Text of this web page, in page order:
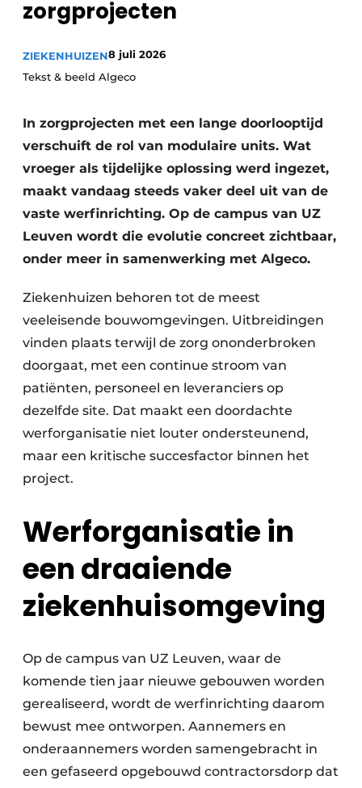
Podcasts
Vacature aanmelden
Video’s
Privéklinieken
Laboratoria
zorgprojecten
ZIEKENHUIZEN8 juli 2026
Tekst & beeld Algeco
In zorgprojecten met een lange doorlooptijd
verschuift de rol van modulaire units. Wat
vroeger als tijdelijke oplossing werd ingezet,
maakt vandaag steeds vaker deel uit van de
vaste werfinrichting. Op de campus van UZ
Leuven wordt die evolutie concreet zichtbaar,
onder meer in samenwerking met Algeco.
Ziekenhuizen behoren tot de meest
veeleisende bouwomgevingen. Uitbreidingen
vinden plaats terwijl de zorg ononderbroken
doorgaat, met een continue stroom van
patiënten, personeel en leveranciers op
dezelfde site. Dat maakt een doordachte
werforganisatie niet louter ondersteunend,
maar een kritische succesfactor binnen het
project.
Werforganisatie in
een draaiende
ziekenhuisomgeving
Op de campus van UZ Leuven, waar de
komende tien jaar nieuwe gebouwen worden
gerealiseerd, wordt de werfinrichting daarom
bewust mee ontworpen. Aannemers en
onderaannemers worden samengebracht in
een gefaseerd opgebouwd contractorsdorp dat